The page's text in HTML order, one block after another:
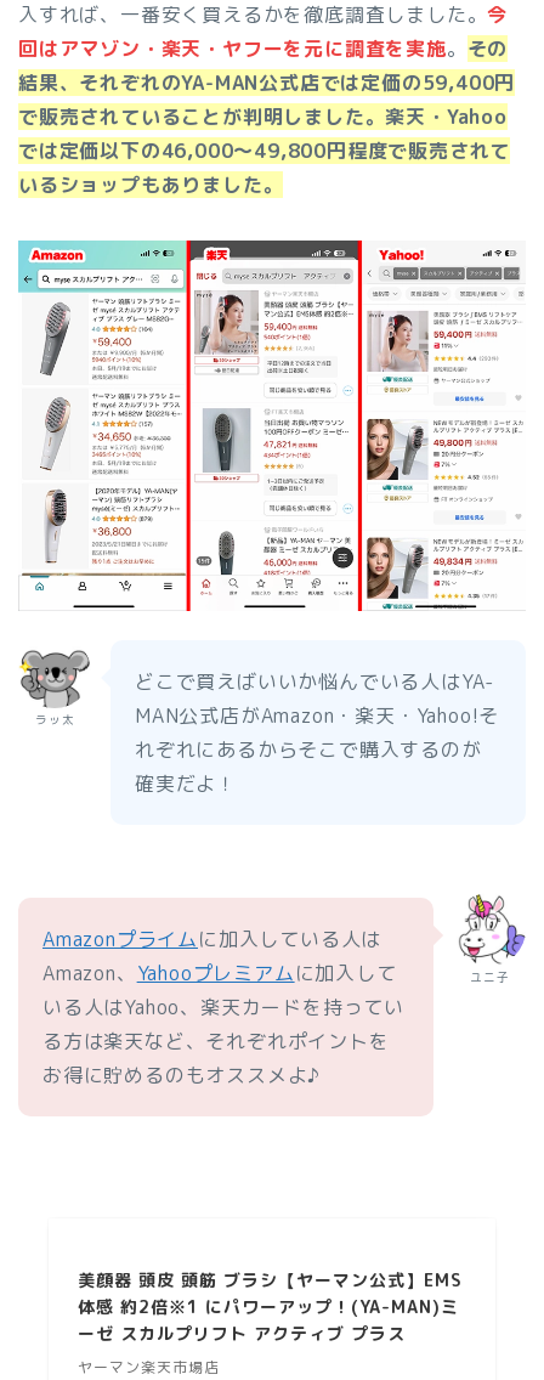
入すれば、一番安く買えるかを徹底調査しました。 今
回はアマゾン・楽天・ヤフーを元に調査を実施。 その
結果、それぞれのYA-MAN公式店では定価の59,400円
で販売されていることが判明しました。楽天・Yahoo
では定価以下の46,000〜49,800円程度で販売されて
いるショップもありました。
ラッ太
どこで買えばいいか悩んでいる人はYA-
MAN公式店がAmazon・楽天・Yahoo!そ
れぞれにあるからそこで購入するのが
確実だよ！
ユニ子
Amazonプライムに加入している人は
Amazon、 Yahooプレミアムに加入して
いる人はYahoo、楽天カードを持ってい
る方は楽天など、それぞれポイントを
お得に貯めるのもオススメよ♪
美顔器 頭皮 頭筋 ブラシ【ヤーマン公式】EMS
体感 約2倍※1 にパワーアップ！(YA-MAN)ミ
ーゼ スカルプリフト アクティブ プラス
ヤーマン楽天市場店